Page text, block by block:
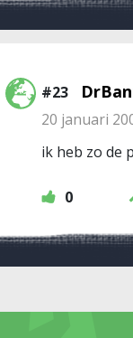
#23
20 januari
ik heb zo de
0